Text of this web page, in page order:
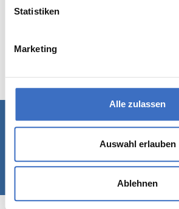
Statistiken
Marketing
Alle zulassen
Auswahl erlauben
Ablehnen
© 1989-2026 Rackow Software GmbH - Hamburg